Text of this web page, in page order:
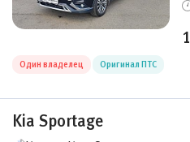
Один владелец Оригинал ПТС
Kia Sportage